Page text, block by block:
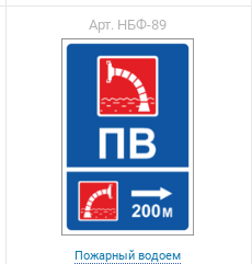
Арт. НБФ-89
Пожарный водоем